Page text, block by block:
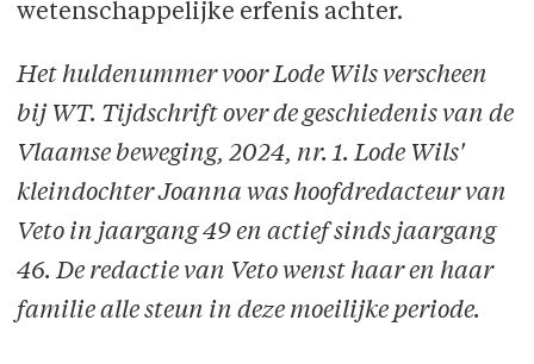
weten­schappelijke erfenis achter.
Het huldenummer voor Lode Wils verscheen
bij WT. Tijdschrift over de geschiedenis van de
Vlaamse beweging, 2024, nr. 1. Lode Wils'
kleindochter Joanna was hoofdredacteur van
Veto in jaargang 49 en actief sinds jaargang
46. De redactie van Veto wenst haar en haar
familie alle steun in deze moeilijke periode.